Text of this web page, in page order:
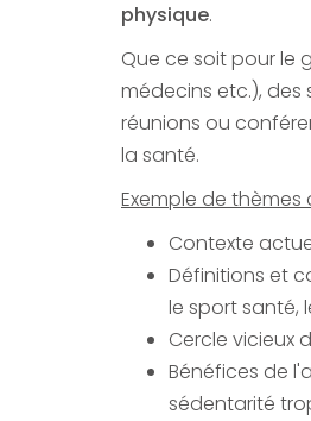
physique.
Que ce soit pour le
médecins etc.), des
réunions ou
la santé.
Exemple de
Contexte
Définitions et
le sport santé,
Cercle vicieux
Bénéfices de
sédentarité